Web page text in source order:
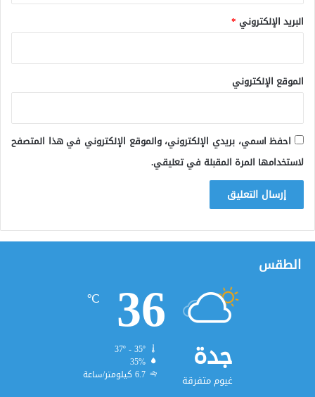
البريد الإلكتروني *
الموقع الإلكتروني
احفظ اسمي، بريدي الإلكتروني، والموقع الإلكتروني في هذا المتصفح
لاستخدامها المرة المقبلة في تعليقي.
الطقس
جدة
غيوم متفرقة
36
℃
37º - 35º
35%
6.7 كيلومتر/ساعة